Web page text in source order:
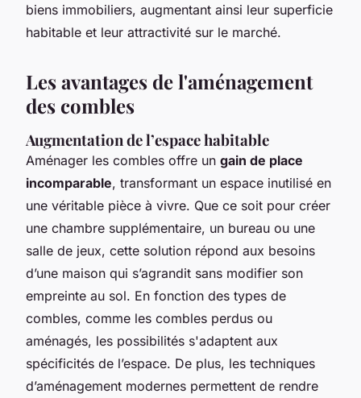
biens immobiliers, augmentant ainsi leur superficie
habitable et leur attractivité sur le marché.
Les avantages de l'aménagement
des combles
Augmentation de l’espace habitable
Aménager les combles offre un gain de place
incomparable, transformant un espace inutilisé en
une véritable pièce à vivre. Que ce soit pour créer
une chambre supplémentaire, un bureau ou une
salle de jeux, cette solution répond aux besoins
d’une maison qui s’agrandit sans modifier son
empreinte au sol. En fonction des types de
combles, comme les combles perdus ou
aménagés, les possibilités s'adaptent aux
spécificités de l’espace. De plus, les techniques
d’aménagement modernes permettent de rendre